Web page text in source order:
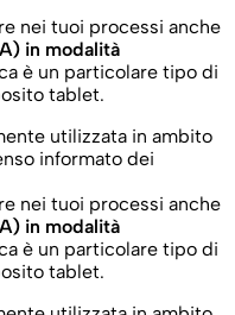
nei tuoi processi anche
in modalità
è un particolare tipo di
tablet.
utilizzata in ambito
informato dei
nei tuoi processi anche
in modalità
è un particolare tipo di
tablet.